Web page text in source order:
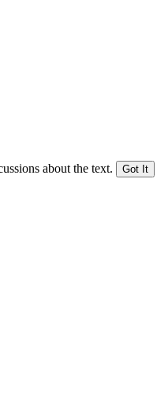
about the text. Got It